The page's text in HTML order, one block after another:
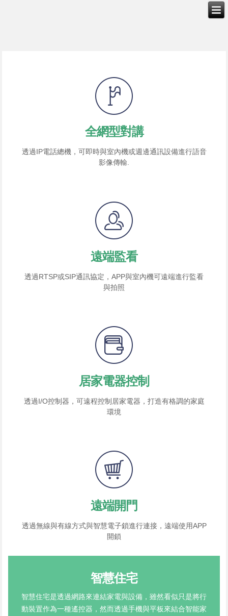
全網型對講
透過IP電話總機，可即時與室內機或週邊通訊設備進行語音
影像傳輸.
遠端監看
透過RTSP或SIP通訊協定，APP與室內機可遠端進行監看
與拍照
居家電器控制
透過I/O控制器，可遠程控制居家電器，打造有格調的家庭
環境
遠端開門
透過無線與有線方式與智慧電子鎖進行連接，遠端使用APP
開鎖
智慧住宅
智慧住宅是透過網路來連結家電與設備，雖然看似只是將行
動裝置作為一種遙控器，然而透過手機與平板來結合智能家